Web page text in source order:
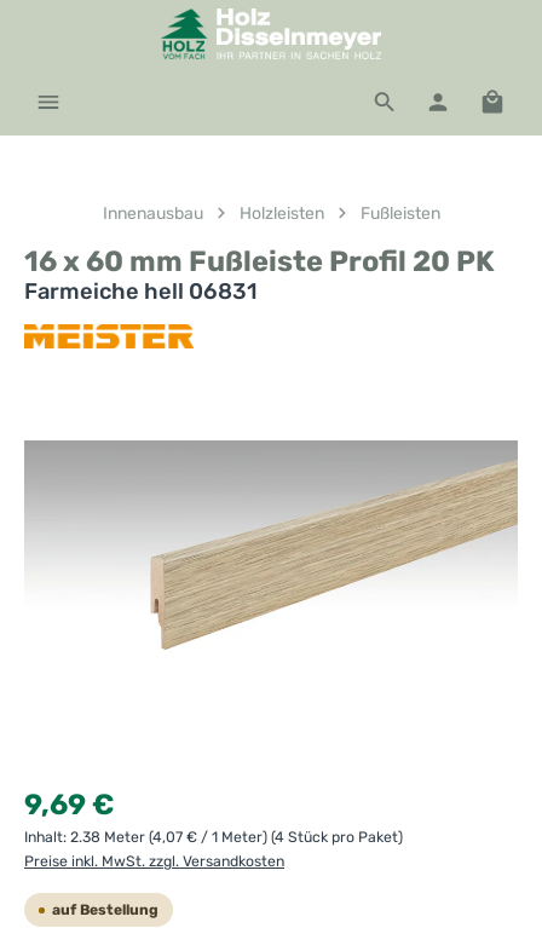
Zum Hauptinhalt springen
Innenausbau Holzleisten Fußleisten
16 x 60 mm Fußleiste Profil 20 PK
Farmeiche hell 06831
Regulärer Preis:
9,69 €
Inhalt: 2.38 Meter (4,07 € / 1 Meter) (4 Stück pro Paket)
Preise inkl. MwSt. zzgl. Versandkosten
auf Bestellung